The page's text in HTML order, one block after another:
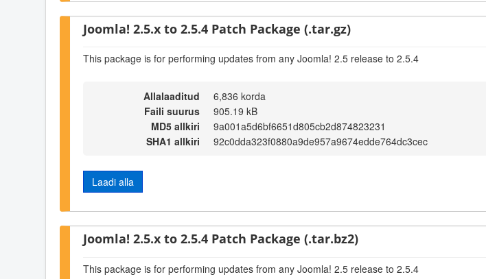
Joomla! 2.5.x to 2.5.4 Patch Package (.tar.gz)
This package is for performing updates from any Joomla! 2.5 release to 2.5.4
Allalaaditud
6,836 korda
Faili suurus
905.19 kB
MD5 allkiri
9a001a5d6bf6651d805cb2d874823231
SHA1 allkiri
92c0dda323f0880a9de957a9674edde764dc3cec
Laadi alla
Joomla! 2.5.x to 2.5.4 Patch Package (.tar.bz2)
This package is for performing updates from any Joomla! 2.5 release to 2.5.4